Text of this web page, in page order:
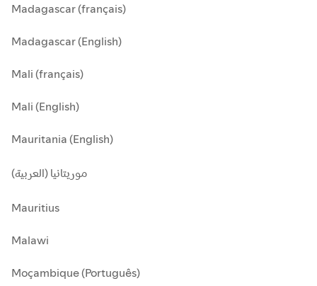
Madagascar (français)
Madagascar (English)
Mali (français)
Mali (English)
Mauritania (English)
موريتانيا (العربية)
Mauritius
Malawi
Moçambique (Português)